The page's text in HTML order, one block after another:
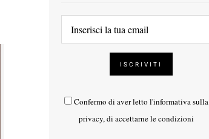
Confermo di aver letto l'informativa sulla
privacy, di accettarne le condizioni